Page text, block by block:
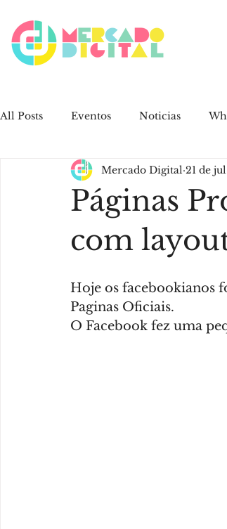
All Posts Eventos Noticias
Trabalhos Mercado Digital allo
Redes Sociais
Redes Sociais Clientes
Páginas
com
Mercado Digital 21 de
Hoje os facebookianos
Paginas Oficiais.
O Facebook fez uma